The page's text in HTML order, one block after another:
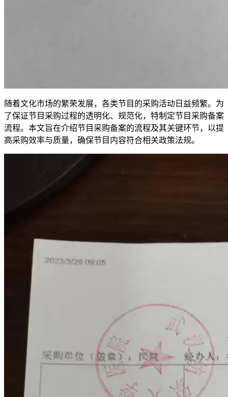
随着文化市场的繁荣发展，各类节目的采购活动日益频繁。为
了保证节目采购过程的透明化、规范化，特制定节目采购备案
流程。本文旨在介绍节目采购备案的流程及其关键环节，以提
高采购效率与质量，确保节目内容符合相关政策法规。